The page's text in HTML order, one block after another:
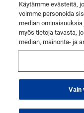
Palvelu­toimittajille
Ota yhteyttä
© Kilpilahti 2023
Käytämme evästeitä,
voimme personoida
median
myös tietoja tavasta,
median, mainonta- ja
Vain